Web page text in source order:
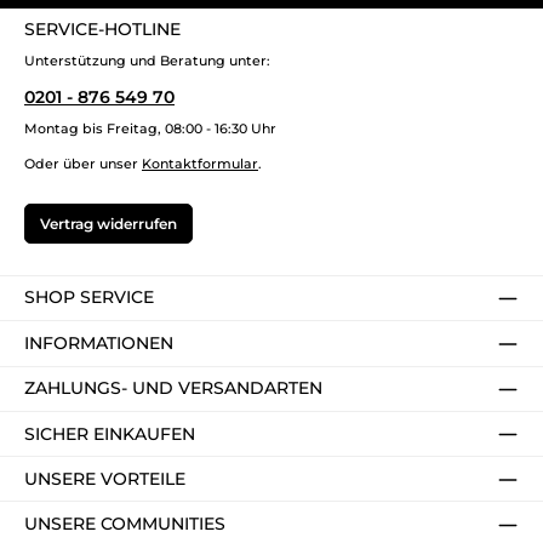
SERVICE-HOTLINE
Unterstützung und Beratung unter:
0201 - 876 549 70
Montag bis Freitag, 08:00 - 16:30 Uhr
Oder über unser Kontaktformular.
Vertrag widerrufen
SHOP SERVICE
INFORMATIONEN
ZAHLUNGS- UND VERSANDARTEN
SICHER EINKAUFEN
UNSERE VORTEILE
UNSERE COMMUNITIES